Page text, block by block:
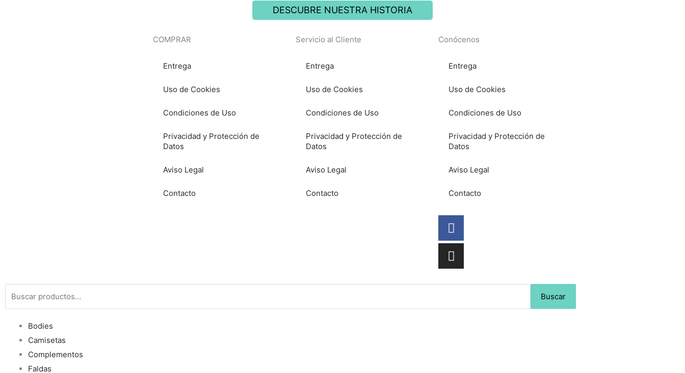
DESCUBRE NUESTRA HISTORIA
COMPRAR
Entrega
Uso de Cookies
Condiciones de Uso
Privacidad y Protección de
Datos
Aviso Legal
Contacto
Servicio al Cliente
Entrega
Uso de Cookies
Condiciones de Uso
Privacidad y Protección de
Datos
Aviso Legal
Contacto
Conócenos
Entrega
Uso de Cookies
Condiciones de Uso
Privacidad y Protección de
Datos
Aviso Legal
Contacto
Facebook
Instagram
por:
Buscar
Bodies
Camisetas
Complementos
Faldas